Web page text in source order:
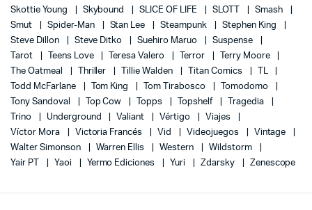
Skottie Young
Skybound SLICE OF LIFE SLOTT
Smash
Smut
Spider-Man Stan Lee Steampunk
Stephen King
Steve Dillon
Steve Ditko Suehiro Maruo
Suspense
Tarot
Teens Love Teresa Valero Terror
Terry Moore
The Oatmeal
Thriller Tillie Walden Titan Comics
TL
Todd McFarlane
Tom King Tom Tirabosco
Tomodomo
Tony Sandoval
Top Cow Topps Topshelf
Tragedia
Trino
Underground Valiant Vértigo
Viajes
Víctor Mora
Victoria Francés Vid Videojuegos
Vintage
Walter Simonson
Warren Ellis Western
Wildstorm
Yair PT
Yaoi Yermo Ediciones Yuri Zdarsky Zenescope